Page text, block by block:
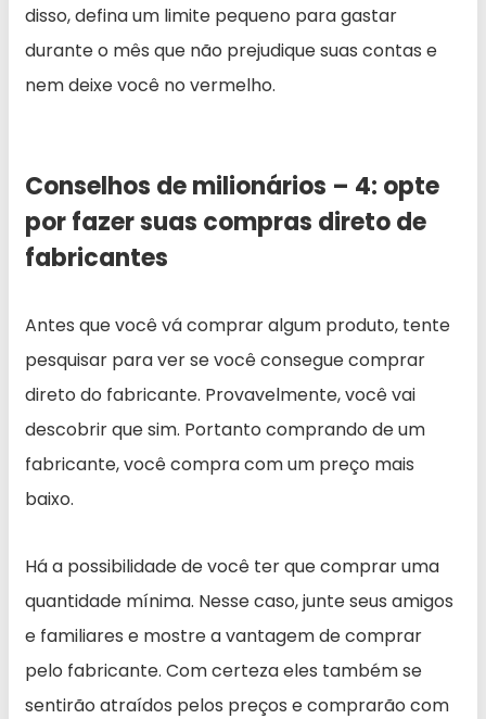
disso, defina um limite pequeno para gastar
durante o mês que não prejudique suas contas e
nem deixe você no vermelho.
Conselhos de milionários – 4: opte
por fazer suas compras direto de
fabricantes
Antes que você vá comprar algum produto, tente
pesquisar para ver se você consegue comprar
direto do fabricante. Provavelmente, você vai
descobrir que sim. Portanto comprando de um
fabricante, você compra com um preço mais
baixo.
Há a possibilidade de você ter que comprar uma
quantidade mínima. Nesse caso, junte seus amigos
e familiares e mostre a vantagem de comprar
pelo fabricante. Com certeza eles também se
sentirão atraídos pelos preços e comprarão com